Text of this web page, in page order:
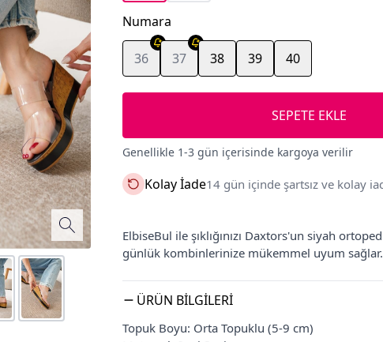
Numara
36 37 38 39 40
SEPETE EKLE
Genellikle 1-3 gün içerisinde kargoya verilir
Kolay İade14 gün içinde şartsız ve kolay
ElbiseBul ile şıklığınızı Daxtors'un siyah
günlük kombinlerinize mükemmel uyum sağlar.
ÜRÜN BILGILERI
Topuk Boyu: Orta Topuklu (5-9 cm)